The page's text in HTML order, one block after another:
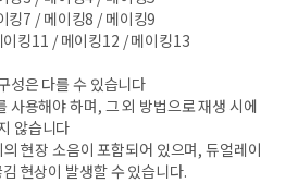
킹7 / 메이킹8 / 메이킹9
킹11 / 메이킹12 / 메이킹13
성은 다를 수 있습니다
사용해야 하며, 그 외 방법으로 재생 시에
않습니다
현장 소음이 포함되어 있으며, 듀얼레이
현상이 발생할 수 있습니다.